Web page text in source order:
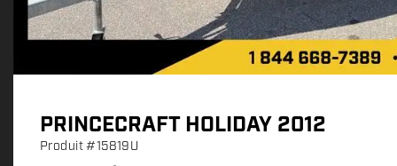
PRINCECRAFT HOLIDAY 2012
Produit#15819U